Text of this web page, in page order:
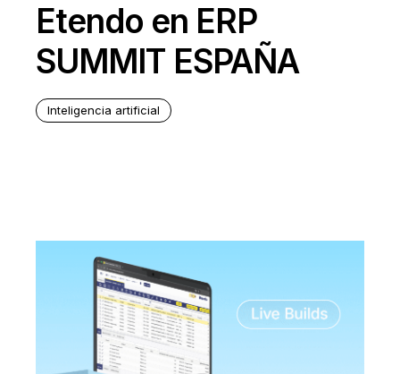
Etendo en ERP
SUMMIT ESPAÑA
Inteligencia artificial